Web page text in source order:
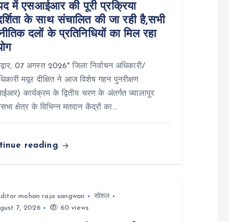
में एसआईआर की पूरी प्रक्रिया
के साथ संचालित की जा रही है,सभी
दलों के प्रतिनिधियों का मिल रहा
07 अगस्त 2026* जिला निर्वाचन अधिकारी/
मयूर दीक्षित ने आज विशेष गहन पुनरीक्षण
कार्यक्रम के द्वितीय चरण के अंतर्गत ज्वालापुर
क्षेत्र के विभिन्न मतदान केंद्रों का…
reading
mohan raja sangwan
सोशल
7, 2026
60 views